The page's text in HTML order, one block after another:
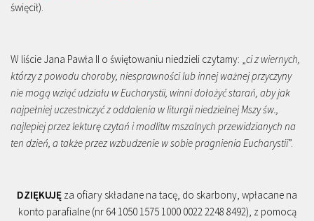
święcił).
W liście Jana Pawła II o świętowaniu niedzieli czytamy: „ci z wiernych,
którzy z powodu choroby, niesprawności lub innej ważnej przyczyny
nie mogą wziąć udziału w Eucharystii, winni dołożyć starań, aby jak
najpełniej uczestniczyć z oddalenia w liturgii niedzielnej Mszy św.,
najlepiej przez lekturę czytań i modlitw mszalnych przewidzianych na
ten dzień, a także przez wzbudzenie w sobie pragnienia Eucharystii”.
DZIĘKUJĘ za ofiary składane na tacę, do skarbony, wpłacane na
konto parafialne (nr 64 1050 1575 1000 0022 2248 8492), z pomocą